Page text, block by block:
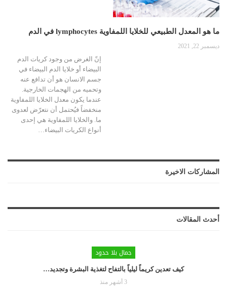
ما هو المعدل الطبيعي للخلايا اللمفاوية lymphocytes في الدم
ديسمبر 22, 2021
إنّ الغرض من وجود كريات الدم
البيضاء أو خلايا الدم البيضاء في
جسم الانسان هو أن تدافع عنه
وتحميه من الهجمات الخارجية.
عندما يكون معدل الخلايا اللمفاوية
منخفضاً فيُحتمل أن نتعرّض لعدوى
ما. والخلايا اللمفاوية هي إحدى
أنواع الكريات البيضاء…
المشاركات الاخيرة
أحدث المقالات
جمال بلا حدود
كيف تعدين كريماً ليلياً بالتفاح لتغذية البشرة وتجديد…
3 أشهر منذ